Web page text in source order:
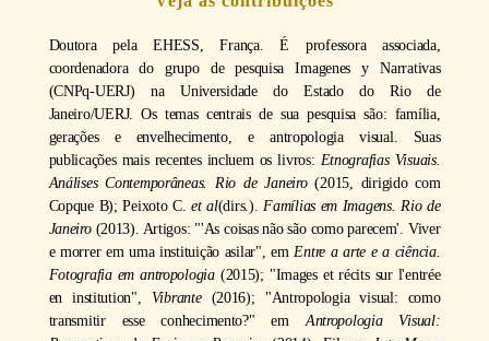
Doutora pela EHESS, França. É professora associada,
coordenadora do grupo de pesquisa Imagenes y Narrativas
(CNPq-UERJ) na Universidade do Estado do Rio de
Janeiro/UERJ. Os temas centrais de sua pesquisa são: família,
gerações e envelhecimento, e antropologia visual. Suas
publicações mais recentes incluem os livros: Etnografias Visuais.
Análises Contemporâneas. Rio de Janeiro(2015, dirigido com
Copque B); Peixoto C.et al(dirs.).
Famílias em Imagens. Rio de
Janeiro(2013). Artigos: "'As coisas não são como parecem'. Viver
e morrer em uma instituição asilar", em Entre a arte e a ciência.
Fotografia em antropologia(2015); "Images et récits sur l'entrée
en institution", Vibrante(2016); "Antropologia visual: como
transmitir esse conhecimento?" em Antropologia Visual: